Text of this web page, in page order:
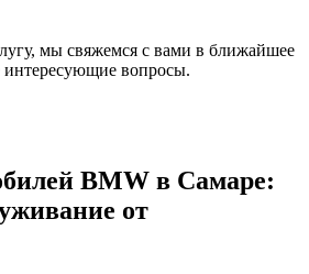
мы свяжемся с вами в ближайшее
интересующие вопросы.
BMW в Самаре:
от